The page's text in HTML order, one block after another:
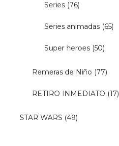
Series (76)
Series animadas (65)
Super heroes (50)
Remeras de Niño (77)
RETIRO INMEDIATO (17)
STAR WARS (49)